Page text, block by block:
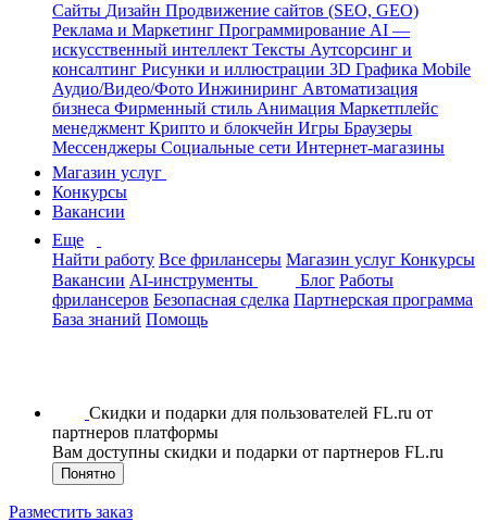
Сайты Дизайн Продвижение сайтов (SEO, GEO)
Реклама и Маркетинг Программирование AI —
искусственный интеллект Тексты Аутсорсинг и
консалтинг Рисунки и иллюстрации 3D Графика Mobile
Аудио/Видео/Фото Инжиниринг Автоматизация
бизнеса Фирменный стиль Анимация Маркетплейс
менеджмент Крипто и блокчейн Игры Браузеры
Мессенджеры Социальные сети Интернет-магазины
Магазин услуг
Конкурсы
Вакансии
Еще
Найти работу Все фрилансеры Магазин услуг Конкурсы
Вакансии AI-инструменты Блог Работы
фрилансеров Безопасная сделка Партнерская программа
База знаний Помощь
Скидки и подарки для пользователей FL.ru от
партнеров платформы
Вам доступны скидки и подарки от партнеров FL.ru
Понятно
Разместить заказ